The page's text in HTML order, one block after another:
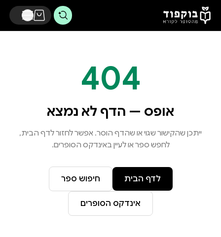
דלג לתוכן הראשי
404
אופס — הדף לא נמצא
ייתכן שהקישור שגוי או שהדף הוסר. אפשר לחזור לדף הבית,
לחפש ספר או לעיין באינדקס הסופרים.
לדף הבית חיפוש ספר
אינדקס הסופרים